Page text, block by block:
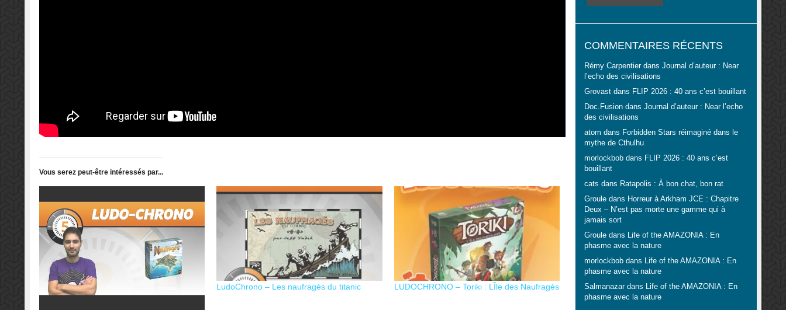
Vous serez peut-être intéressés par...
LudoChrono – Les naufragés du titanic LUDOCHRONO – Toriki : LÎle des Naufragés
COMMENTAIRES RÉCENTS
Rémy Carpentierdans Journal d’auteur : Near
l’echo des civilisations
Grovastdans FLIP 2026 : 40 ans c’est bouillant
Doc.Fusiondans Journal d’auteur : Near l’echo
des civilisations
atom dans Forbidden Stars réimaginé dans le
mythe de Cthulhu
morlockbobdans FLIP 2026 : 40 ans c’est
bouillant
cats dans Ratapolis : À bon chat, bon rat
Grouledans Horreur à Arkham JCE : Chapitre
Deux – N’est pas morte une gamme qui à
jamais sort
Grouledans Life of the AMAZONIA : En
phasme avec la nature
morlockbobdans Life of the AMAZONIA : En
phasme avec la nature
Salmanazardans Life of the AMAZONIA : En
phasme avec la nature